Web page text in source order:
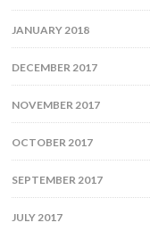
JANUARY 2018
DECEMBER 2017
NOVEMBER 2017
OCTOBER 2017
SEPTEMBER 2017
JULY 2017